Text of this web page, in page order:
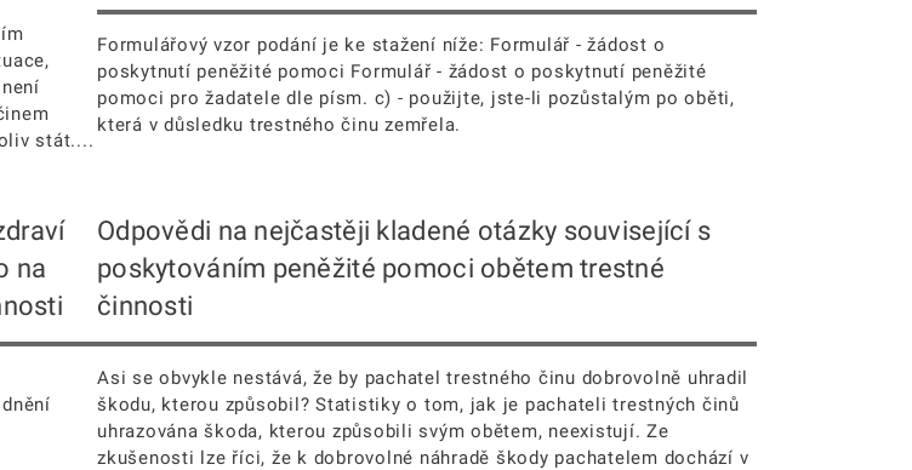
stát....
Formulářový vzor podání je ke stažení níže: Formulář - žádost o
poskytnutí peněžité pomoci Formulář - žádost o poskytnutí peněžité
pomoci pro žadatele dle písm. c) - použijte, jste-li pozůstalým po oběti,
která v důsledku trestného činu zemřela.
na
Odpovědi na nejčastěji kladené otázky související s
poskytováním peněžité pomoci obětem trestné
činnosti
Asi se obvykle nestává, že by pachatel trestného činu dobrovolně uhradil
škodu, kterou způsobil? Statistiky o tom, jak je pachateli trestných činů
uhrazována škoda, kterou způsobili svým obětem, neexistují. Ze
zkušenosti lze říci, že k dobrovolné náhradě škody pachatelem dochází v